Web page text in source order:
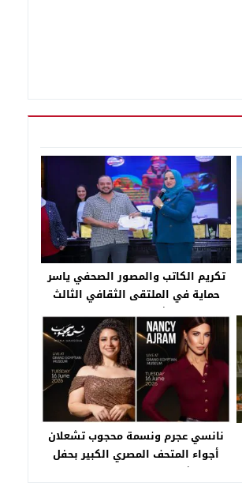
تكريم الكاتب والمصور الصحفي ياسر
حماية في الملتقى الثقافي الثالث
للمرشدين السياحيين
نانسي عجرم ونسمة محجوب تشعلان
أجواء المتحف المصري الكبير بحفل
استثنائي في 16 يونيو المقبل